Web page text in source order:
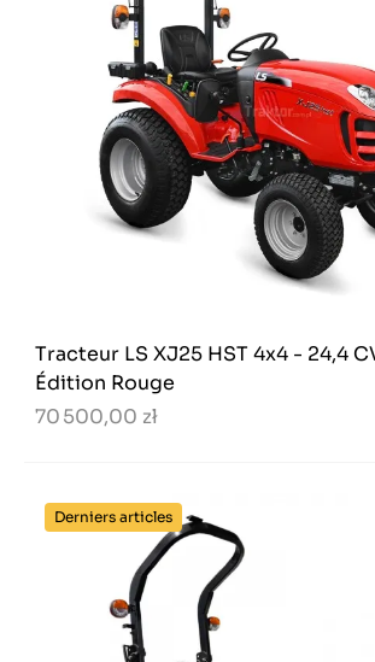
Tracteur LS XJ25 HST 4x4 - 24,4
Édition Rouge
70 500,00 zł
Derniers articles